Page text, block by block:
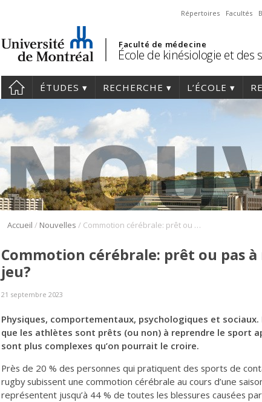
Répertoires Facultés
Faculté de médecine
École de kinésiologie et des
ÉTUDES RECHERCHE L’ÉCOLE
Accueil / Nouvelles / Commotion cérébrale: prêt ou pas à retourner au jeu?
Commotion cérébrale: prêt ou pas
jeu?
21 septembre 2023
Physiques, comportementaux, psychologiques et
que les athlètes sont prêts (ou non) à reprendre le sport
sont plus complexes qu’on pourrait le croire.
Près de 20 % des personnes qui pratiquent des sports de
rugby subissent une commotion cérébrale au cours d’une
représentent jusqu’à 44 % de toutes les blessures causées